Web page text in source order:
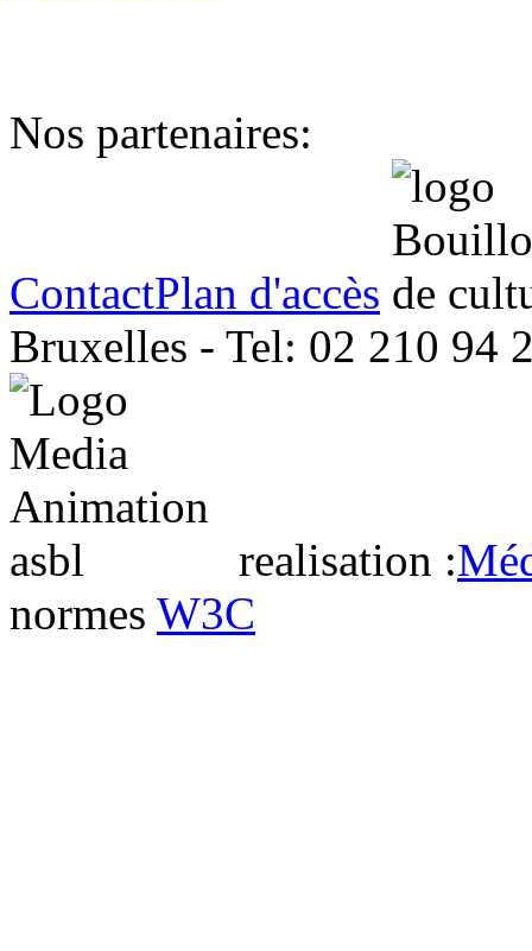
Nos partenaires:
ContactPlan d'accès
Bruxelles - Tel: 02 210 94
realisation :
normes W3C